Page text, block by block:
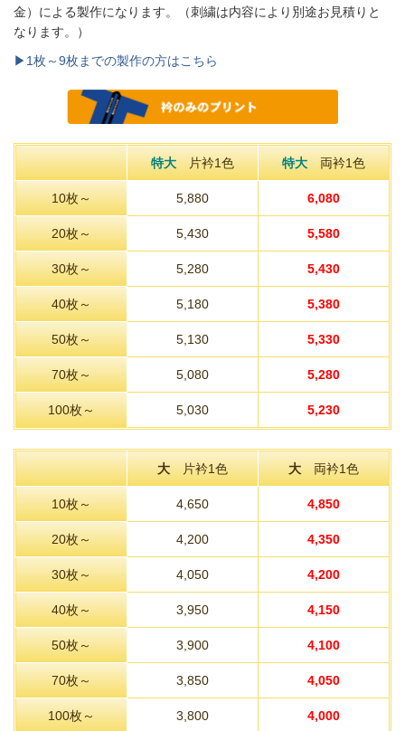
金）による製作になります。
（刺繍は内容により別途お見積りと
なります。）
▶1枚～9枚までの製作の方はこちら
特大片衿1色 特大両衿1色
10枚～ 5,880 6,080
20枚～ 5,430 5,580
30枚～ 5,280 5,430
40枚～ 5,180 5,380
50枚～ 5,130 5,330
70枚～ 5,080 5,280
100枚～ 5,030 5,230
大片衿1色 大両衿1色
10枚～ 4,650 4,850
20枚～ 4,200 4,350
30枚～ 4,050 4,200
40枚～ 3,950 4,150
50枚～ 3,900 4,100
70枚～ 3,850 4,050
100枚～ 3,800 4,000